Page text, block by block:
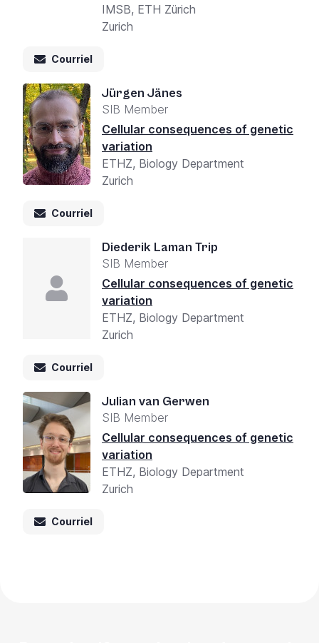
IMSB, ETH Zürich
Zurich
Courriel
Jürgen Jänes
SIB Member
Cellular consequences of genetic
variation
ETHZ, Biology Department
Zurich
Courriel
Diederik Laman Trip
SIB Member
Cellular consequences of genetic
variation
ETHZ, Biology Department
Zurich
Courriel
Julian van Gerwen
SIB Member
Cellular consequences of genetic
variation
ETHZ, Biology Department
Zurich
Courriel